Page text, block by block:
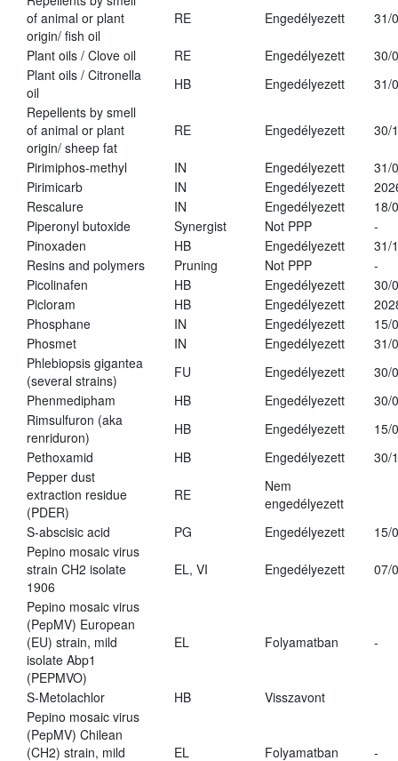
of animal or plant
origin/ fish oil
RE Engedélyezett 31/
Plant oils / Clove oil RE Engedélyezett
30/
Plant oils / Citronella
oil
HB Engedélyezett
31/
Repellents by smell
of animal or plant
origin/ sheep fat
RE Engedélyezett 30/
Pirimiphos-methyl IN Engedélyezett
31/
Pirimicarb
IN Engedélyezett
Rescalure
IN Engedélyezett
18/
Piperonyl butoxide
Synergist Not PPP
-
Pinoxaden
HB Engedélyezett
31/
Resins and polymers
Pruning Not PPP
-
Picolinafen
HB Engedélyezett
30/
Picloram
HB Engedélyezett
Phosphane
IN Engedélyezett
15/
Phosmet
IN Engedélyezett
31/
Phlebiopsis gigantea
(several strains)
FU Engedélyezett
30/
Phenmedipham
HB Engedélyezett
30/
Rimsulfuron (aka
renriduron)
HB Engedélyezett
15/
Pethoxamid
HB Engedélyezett
30/
Pepper dust
extraction residue
(PDER)
RE
Nem
engedélyezett
S-abscisic acid
PG Engedélyezett
15/
Pepino mosaic virus
strain CH2 isolate
1906
EL, VI Engedélyezett 07/
Pepino mosaic virus
(PepMV) European
(EU) strain, mild
isolate Abp1
(PEPMVO)
EL Folyamatban -
S-Metolachlor HB
Visszavont
Pepino mosaic virus
(PepMV) Chilean
(CH2) strain, mild
EL Folyamatban -